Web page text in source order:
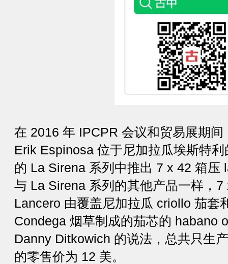
在 2016 年 IPCPR 会议和贸易展期间
Erik Espinosa 位于尼加拉瓜埃斯特
的 La Sirena 系列中推出 7 x 42 箱压
与 La Sirena 系列的其他产品一样，
Lancero 由覆盖尼加拉瓜 criollo 茄套
Condega 烟草制成的茄芯的 habano
Danny Ditkowich 的说法，总共只生
的零售价为 12 美。